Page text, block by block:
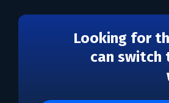
Looking for
can